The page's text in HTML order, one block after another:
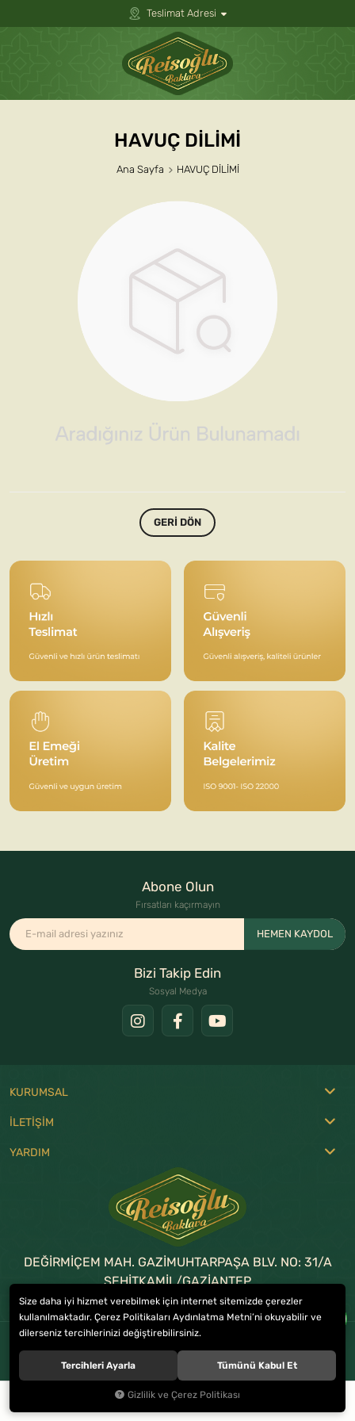
Teslimat Adresi
HAVUÇ DİLİMİ
Ana Sayfa HAVUÇ DİLİMİ
GERI DÖN
Abone Olun
Fırsatları kaçırmayın
HEMEN KAYDOL
Bizi Takip Edin
Sosyal Medya
KURUMSAL
İLETİŞİM
YARDIM
DEĞİRMİÇEM MAH. GAZİMUHTARPAŞA BLV. NO: 31/A
ŞEHİTKAMİL/GAZİANTEP
0 (342) 215 17 57-336 38 38
© 2023 REİSOĞLU BAKLAVA . Tüm hakları saklıdır.
Size daha iyi hizmet verebilmek için internet sitemizde çerezler
kullanılmaktadır. Çerez Politikaları Aydınlatma Metni’ni okuyabilir ve
dilerseniz tercihlerinizi değiştirebilirsiniz.
Tercihleri Ayarla Tümünü Kabul Et
Gizlilik ve Çerez Politikası